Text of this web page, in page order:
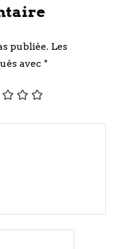
publiée. Les
avec *